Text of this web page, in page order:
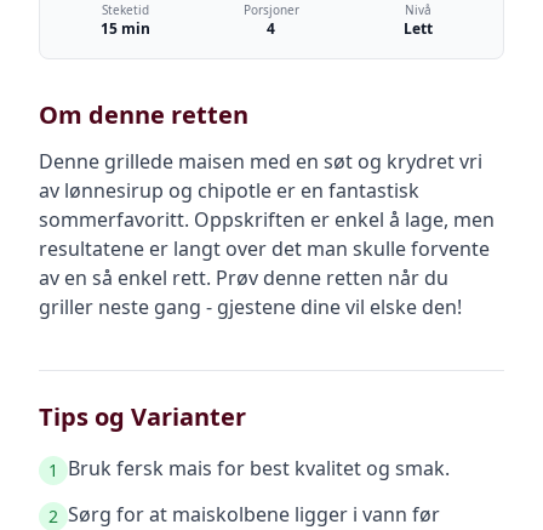
Steketid
15 min
Porsjoner
4
Nivå
Lett
Om denne retten
Denne grillede maisen med en søt og krydret vri
av lønnesirup og chipotle er en fantastisk
sommerfavoritt. Oppskriften er enkel å lage, men
resultatene er langt over det man skulle forvente
av en så enkel rett. Prøv denne retten når du
griller neste gang - gjestene dine vil elske den!
Tips og Varianter
1 Bruk fersk mais for best kvalitet og smak.
2 Sørg for at maiskolbene ligger i vann før